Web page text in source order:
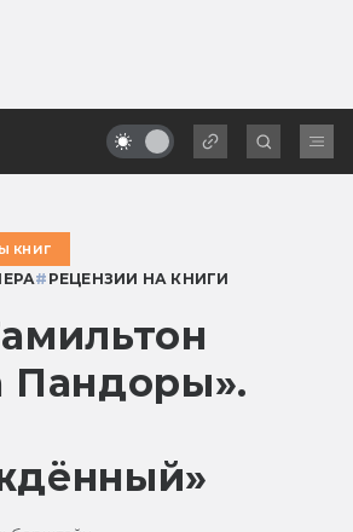
книг
# РЕЦЕНЗИИ НА КНИГИ
Пандоры».